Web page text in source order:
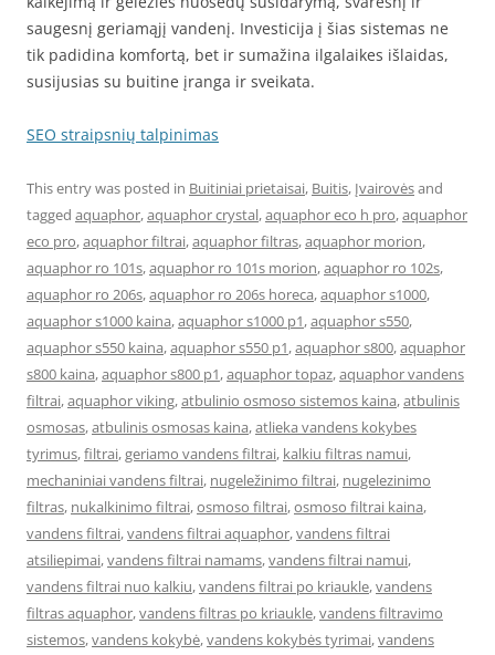
saugesnį geriamąjį vandenį. Investicija į šias sistemas ne
tik padidina komfortą, bet ir sumažina ilgalaikes išlaidas,
susijusias su buitine įranga ir sveikata.
SEO straipsnių talpinimas
This entry was posted in Buitiniai prietaisai, Buitis, Įvairovėsand
tagged aquaphor,aquaphor crystal,aquaphor eco h pro,aquaphor
eco pro,aquaphor filtrai,aquaphor filtras,aquaphor morion,
aquaphor ro 101s,aquaphor ro 101s morion,aquaphor ro 102s,
aquaphor ro 206s,aquaphor ro 206s horeca,aquaphor s1000,
aquaphor s1000 kaina,aquaphor s1000 p1,aquaphor s550,
aquaphor s550 kaina,aquaphor s550 p1,aquaphor s800,aquaphor
s800 kaina,aquaphor s800 p1,aquaphor topaz,aquaphor vandens
filtrai,aquaphor viking,atbulinio osmoso sistemos kaina,atbulinis
osmosas,atbulinis osmosas kaina,atlieka vandens kokybes
tyrimus,filtrai,geriamo vandens filtrai, kalkiu filtras namui,
mechaniniai vandens filtrai, nugeležinimo filtrai, nugelezinimo
filtras, nukalkinimo filtrai,osmoso filtrai,osmoso filtrai kaina,
vandens filtrai,vandens filtrai aquaphor,vandens filtrai
atsiliepimai,vandens filtrai namams,vandens filtrai namui,
vandens filtrai nuo kalkiu,vandens filtrai po kriaukle,vandens
filtras aquaphor,vandens filtras po kriaukle,vandens filtravimo
sistemos,vandens kokybė,vandens kokybės tyrimai,vandens